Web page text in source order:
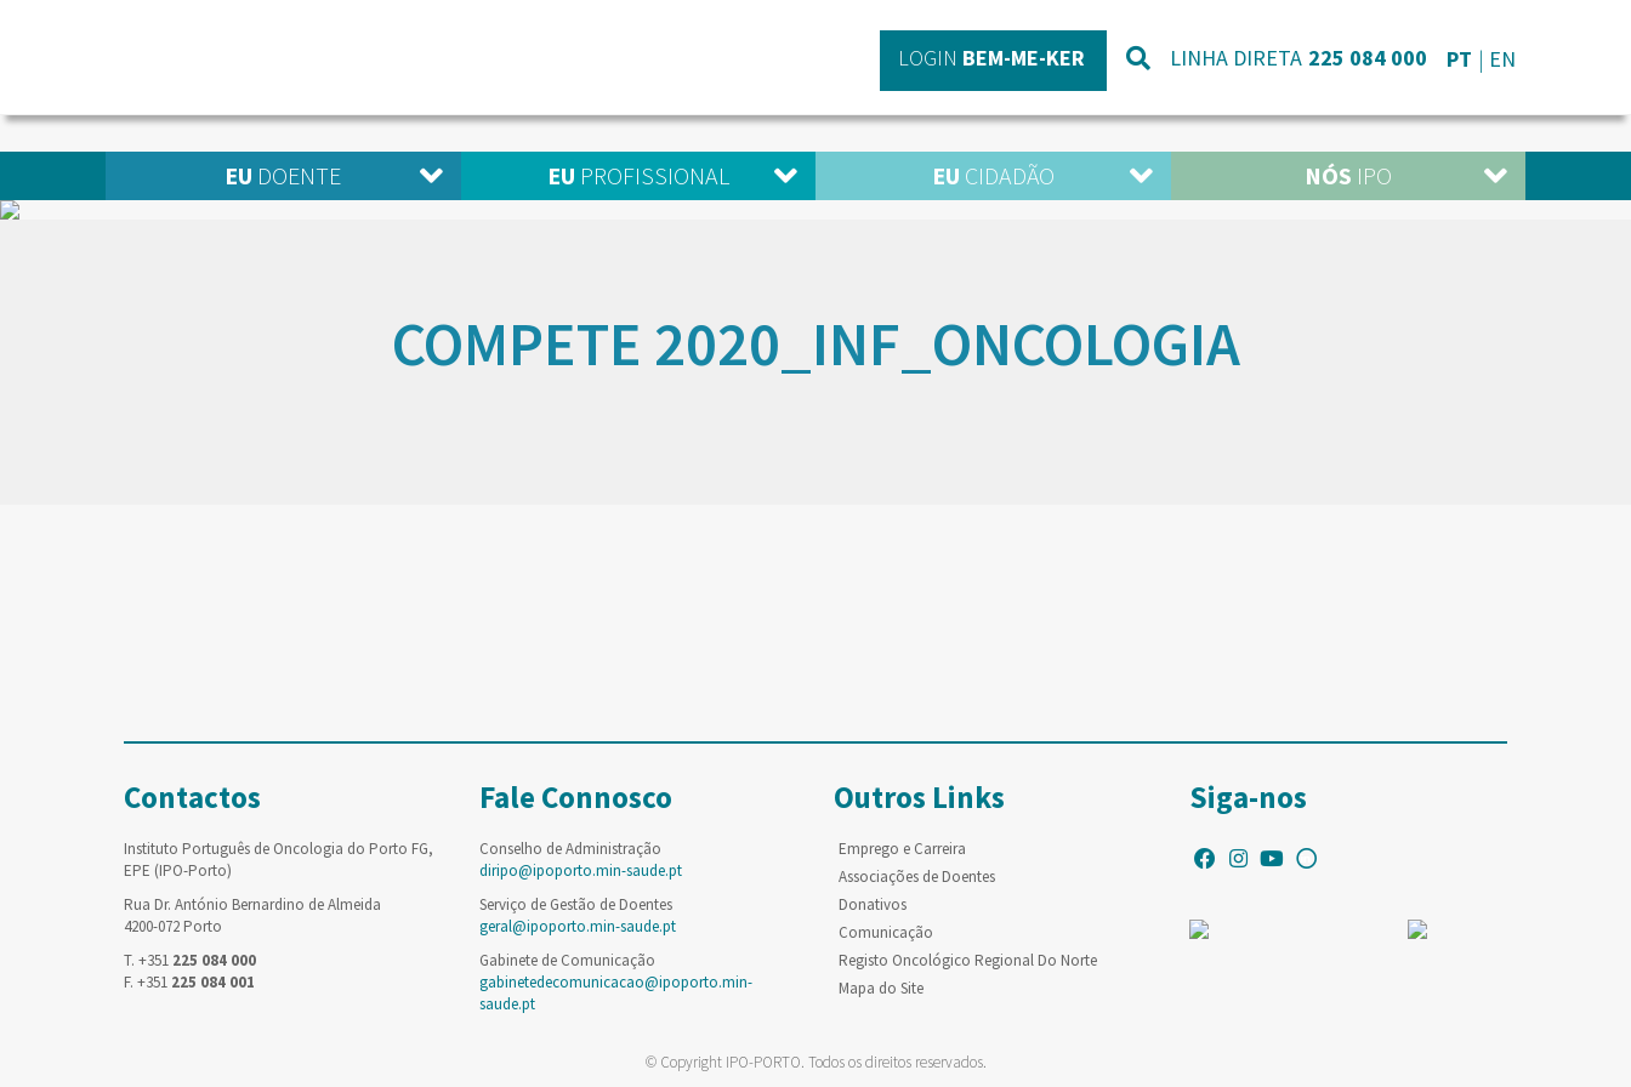
LOGIN BEM-ME-KER LINHA DIRETA 225 084 000 PT EN
EU DOENTE EU PROFISSIONAL EU CIDADÃO NÓS IPO
COMPETE 2020_INF_ONCOLOGIA
Contactos
Instituto Português de Oncologia do Porto FG,
EPE (IPO-Porto)
Rua Dr. António Bernardino de Almeida
4200-072 Porto
T. +351 225 084 000
F. +351 225 084 001
Fale Connosco
Conselho de Administração
diripo@ipoporto.min-saude.pt
Serviço de Gestão de Doentes
geral@ipoporto.min-saude.pt
Gabinete de Comunicação
gabinetedecomunicacao@ipoporto.min-
saude.pt
Outros Links
Emprego e Carreira
Associações de Doentes
Donativos
Comunicação
Registo Oncológico Regional Do Norte
Mapa do Site
Siga-nos
© Copyright IPO-PORTO. Todos os direitos reservados.